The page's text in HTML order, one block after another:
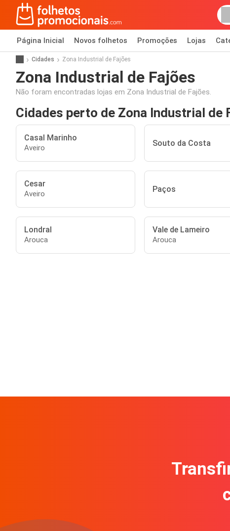
Página Inicial Novos folhetos Promoções Lojas
Cidades Zona Industrial de Fajões
Zona Industrial de Fajões
Não foram encontradas lojas em Zona Industrial de Fajões.
Cidades perto de Zona Industrial de
Casal Marinho
Aveiro Souto da Costa
Cesar
Aveiro Paços
Londral
Arouca
Vale de Lameiro
Arouca